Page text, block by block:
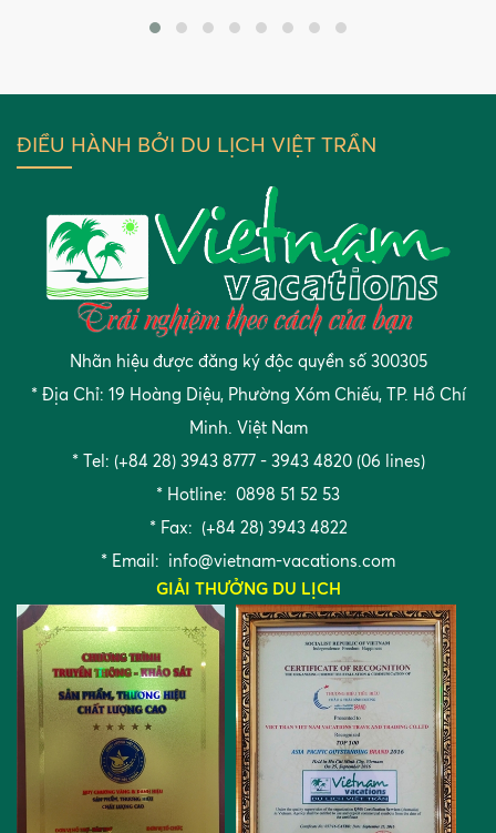
ĐIỀU HÀNH BỞI DU LỊCH VIỆT TRẦN
Nhãn hiệu được đăng ký độc quyền số 300305
* Địa Chỉ: 19 Hoàng Diệu, Phường Xóm Chiếu, TP. Hồ Chí
Minh. Việt Nam
* Tel: (+84 28) 3943 8777 - 3943 4820 (06 lines)
* Hotline: 0898 51 52 53
* Fax: (+84 28) 3943 4822
* Email: info@vietnam-vacations.com
GIẢI THƯỞNG DU LỊCH